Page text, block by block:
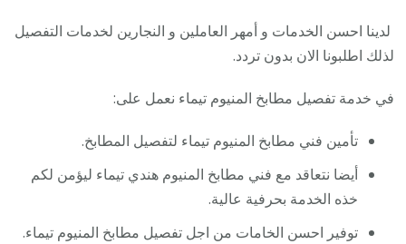
لدينا احسن الخدمات و أمهر العاملين و النجارين لخدمات التفصيل
لذلك اطلبونا الان بدون تردد.
في خدمة تفصيل مطابخ المنيوم تيماء نعمل على:
تأمين فني مطابخ المنيوم تيماء لتفصيل المطابخ.
أيضا نتعاقد مع فني مطابخ المنيوم هندي تيماء ليؤمن لكم
خذه الخدمة بحرفية عالية.
توفير احسن الخامات من اجل تفصيل مطابخ المنيوم تيماء.